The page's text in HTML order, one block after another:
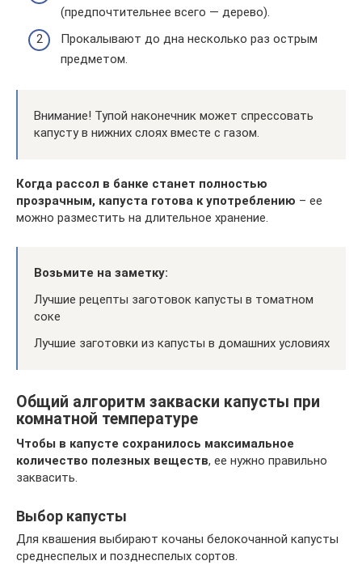
(предпочтительнее всего — дерево).
Прокалывают до дна несколько раз острым
предметом.
Внимание! Тупой наконечник может спрессовать
капусту в нижних слоях вместе с газом.
Когда рассол в банке станет полностью
прозрачным, капуста готова к употреблению – ее
можно разместить на длительное хранение.
Возьмите на заметку:
Лучшие рецепты заготовок капусты в томатном
соке
Лучшие заготовки из капусты в домашних условиях
Общий алгоритм закваски капусты при
комнатной температуре
Чтобы в капусте сохранилось максимальное
количество полезных веществ, ее нужно правильно
заквасить.
Выбор капусты
Для квашения выбирают кочаны белокочанной капусты
среднеспелых и позднеспелых сортов.